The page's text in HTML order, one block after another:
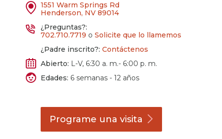
1551 Warm Springs Rd
Henderson, NV 89014
¿Preguntas?:
702.710.7719 o Solicite que lo llamemos
¿Padre inscrito?: Contáctenos
Abierto: L-V, 6:30 a. m.- 6:00 p. m.
Edades: 6 semanas - 12 años
Programe unavisita